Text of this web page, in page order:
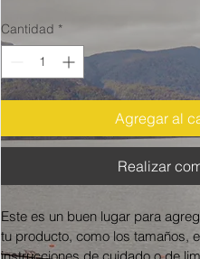
Cantidad *
Agregar al
Realizar
Este es un buen lugar para
tu producto, como los tamaños,
instrucciones de cuidado o de